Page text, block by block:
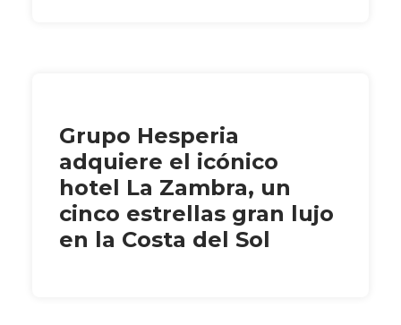
Grupo Hesperia
adquiere el icónico
hotel La Zambra, un
cinco estrellas gran lujo
en la Costa del Sol